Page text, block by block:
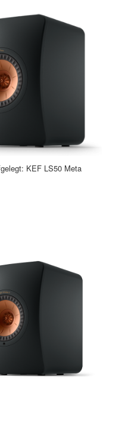
KEF LS50 Meta